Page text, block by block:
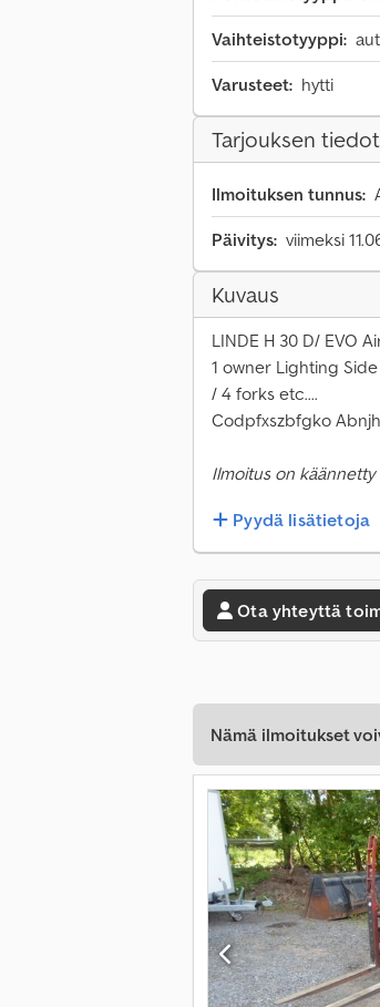
Vaihteistotyyppi:
Varusteet: hytti
Tarjouksen tiedot
Ilmoituksen tunnus:
Päivitys: viimeksi
Kuvaus
LINDE H 30 D/ EVO
1 owner Lighting
/ 4 forks etc....
Codpfxszbfgko
Ilmoitus on käännetty
Pyydä lisätietoja
Ota yhteyttä
Nämä ilmoitukset